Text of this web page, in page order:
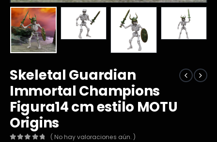
Skeletal Guardian
Immortal Champions
Figura14 cm estilo MOTU
Origins
( No hay valoraciones aún. )